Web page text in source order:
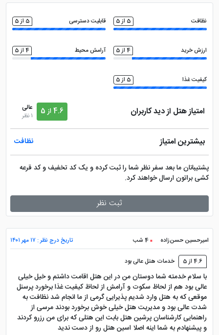
خدمات خشک شویی (لاندری) تلویزیون ال سی دی
نظافت 5 از 5 قابلیت دسترسی 5 از 5
ارزش خرید 4 از 5 آرامش محیط 4 از 5
کیفیت غذا 5 از 5
امتیاز هتل از دید کاربران 4.6 از 5
عالی
1 نظر
بیشترین امتیاز نظافت
پشتیبانان ما بعد سفر نظر شما را ثبت کرده و یک کد تخفیف و کد قرعه
کشی براتون ارسال خواهند کرد.
ثبت نظر
امیرحسین حسن‌زاده 4 شب تاریخ درج نظر : ۱۷ مهر ۱۴۰۱
4.6 از 5 خدمات هتل عالی بود
با سلام خدمته شما دوستان من در این هتل اقامت داشتم و خیل خیلی
عالی بود هم از لحاظ سکوت و آرامش از لحاظ کیفیت غذا برخورد پرسنل
موقعی که به هتل وارد شدیم پذیرایی گرمی از ما انجام شد نظافت به
شدت عالی بود و مدیریت هتل خیلی خوش برخورد بودند مرسی از
راهنمایی کارشناسان پرشین هتل بابت این هتلی که برای من رزرو کردند
و پیشنهادم به شما اینه اصلا اسین هتل رو از دست ندید